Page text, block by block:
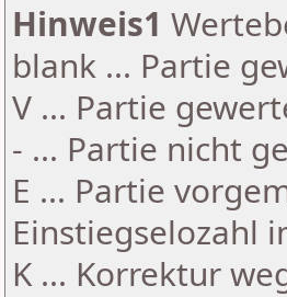
Hinweis1
blank ... Partie
V ... Partie
- ... Partie nicht
E ... Partie
Einstiegselozahl
K ... Korrektur